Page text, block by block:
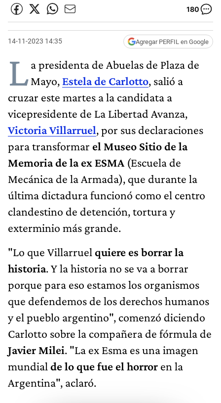
180
14-11-2023 14:35 Agregar PERFIL en Google
La presidenta de Abuelas de Plaza de
Mayo, Estela de Carlotto, salió a
cruzar este martes a la candidata a
vicepresidente de La Libertad Avanza,
Victoria Villarruel, por sus declaraciones
para transformar el Museo Sitio de la
Memoria de la ex ESMA (Escuela de
Mecánica de la Armada), que durante la
última dictadura funcionó como el centro
clandestino de detención, tortura y
exterminio más grande.
"Lo que Villarruel quiere es borrar la
historia. Y la historia no se va a borrar
porque para eso estamos los organismos
que defendemos de los derechos humanos
y el pueblo argentino", comenzó diciendo
Carlotto sobre la compañera de fórmula de
Javier Milei. "La ex Esma es una imagen
mundial de lo que fue el horror en la
Argentina", aclaró.